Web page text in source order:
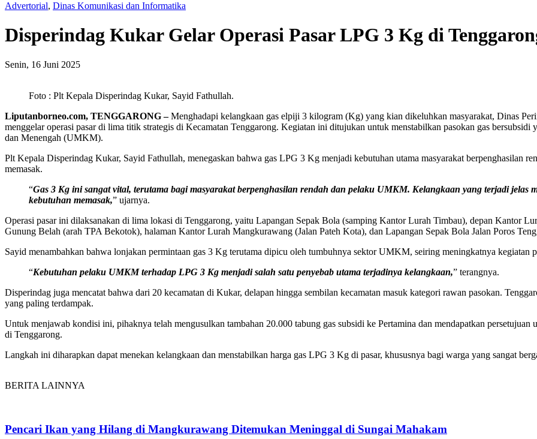
Advertorial, Dinas Komunikasi dan Informatika
Disperindag Kukar Gelar Operasi Pasar LPG 3 Kg di
Senin, 16 Juni 2025
Foto : Plt Kepala Disperindag Kukar, Sayid Fathullah.
Liputanborneo.com, TENGGARONG –Menghadapi kelangkaan gas elpiji 3 kilogram (Kg) yang kian dikeluhkan masyarakat, Dinas
menggelar operasi pasar di lima titik strategis di Kecamatan Tenggarong. Kegiatan ini ditujukan untuk menstabilkan pasokan gas
dan Menengah (UMKM).
Plt Kepala Disperindag Kukar, Sayid Fathullah, menegaskan bahwa gas LPG 3 Kg menjadi kebutuhan utama masyarakat berpenghasilan
memasak.
“Gas 3 Kg ini sangat vital, terutama bagi masyarakat berpenghasilan rendah dan pelaku UMKM. Kelangkaan yang terjadi jelas
kebutuhan memasak,” ujarnya.
Operasi pasar ini dilaksanakan di lima lokasi di Tenggarong, yaitu Lapangan Sepak Bola (samping Kantor Lurah Timbau), depan Kantor
Gunung Belah (arah TPA Bekotok), halaman Kantor Lurah Mangkurawang (Jalan Pateh Kota), dan Lapangan Sepak Bola Jalan Poros
Sayid menambahkan bahwa lonjakan permintaan gas 3 Kg terutama dipicu oleh tumbuhnya sektor UMKM, seiring meningkatnya
“Kebutuhan pelaku UMKM terhadap LPG 3 Kg menjadi salah satu penyebab utama terjadinya kelangkaan,” terangnya.
Disperindag juga mencatat bahwa dari 20 kecamatan di Kukar, delapan hingga sembilan kecamatan masuk kategori rawan pasokan.
yang paling terdampak.
Untuk menjawab kondisi ini, pihaknya telah mengusulkan tambahan 20.000 tabung gas subsidi ke Pertamina dan mendapatkan
di Tenggarong.
Langkah ini diharapkan dapat menekan kelangkaan dan menstabilkan harga gas LPG 3 Kg di pasar, khususnya bagi warga yang sangat
BERITA LAINNYA
Pencari Ikan yang Hilang di Mangkurawang Ditemukan Meninggal di Sungai Mahakam